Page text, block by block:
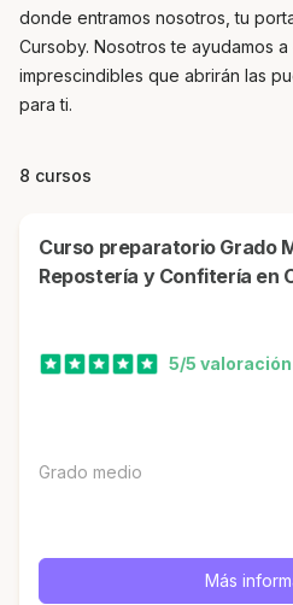
donde entramos nosotros, tu
Cursoby. Nosotros te ayudamos
imprescindibles que abrirán las
para ti.
8 cursos
Curso preparatorio Grado Medio en Panadería,
Repostería y Confitería en
5/5 valoración
Grado medio
Más